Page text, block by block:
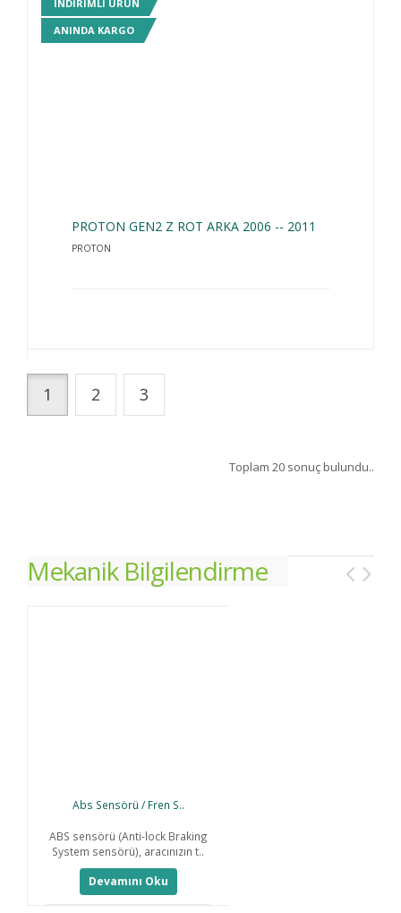
INDIRIMLI ÜRÜN
ANINDA KARGO
PROTON GEN2 Z ROT ARKA 2006 -- 2011
PROTON
1 2 3
Toplam 20 sonuç bulundu..
Mekanik Bilgilendirme
Abs Sensörü / Fren S..
ABS sensörü (Anti-lock Braking
System sensörü), aracınızın t..
Devamını Oku